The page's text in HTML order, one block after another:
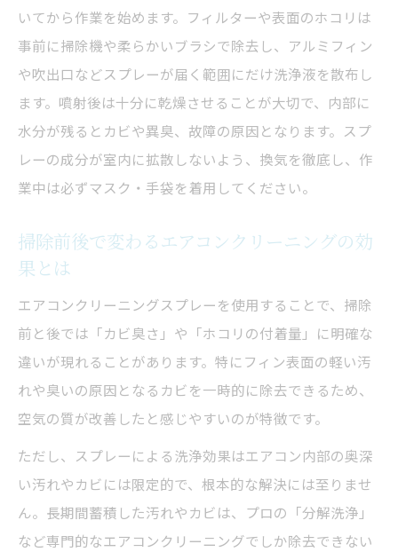
いてから作業を始めます。フィルターや表面のホコリは
事前に掃除機や柔らかいブラシで除去し、アルミフィン
や吹出口などスプレーが届く範囲にだけ洗浄液を散布し
ます。噴射後は十分に乾燥させることが大切で、内部に
水分が残るとカビや異臭、故障の原因となります。スプ
レーの成分が室内に拡散しないよう、換気を徹底し、作
業中は必ずマスク・手袋を着用してください。
掃除前後で変わるエアコンクリーニングの効
果とは
エアコンクリーニングスプレーを使用することで、掃除
前と後では「カビ臭さ」や「ホコリの付着量」に明確な
違いが現れることがあります。特にフィン表面の軽い汚
れや臭いの原因となるカビを一時的に除去できるため、
空気の質が改善したと感じやすいのが特徴です。
ただし、スプレーによる洗浄効果はエアコン内部の奥深
い汚れやカビには限定的で、根本的な解決には至りませ
ん。長期間蓄積した汚れやカビは、プロの「分解洗浄」
など専門的なエアコンクリーニングでしか除去できない